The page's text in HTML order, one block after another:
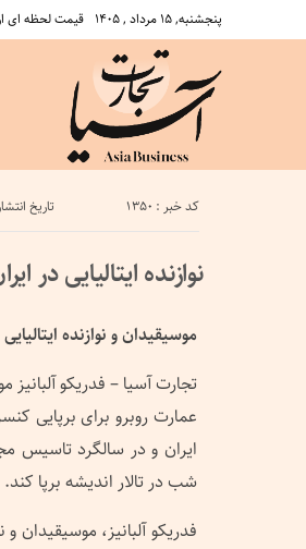
پنجشنبه, ۱۵ مرداد , ۱۴۰۵ قیمت لحظه ای
تاریخ انتشار : کد خبر : 1350
نوازنده ایتالیایی در
موسیقیدان و نوازنده
تجارت آسیا – فدریکو
عمارت روبرو برای برپایی
شب در تالار اندیشه برپا کند.